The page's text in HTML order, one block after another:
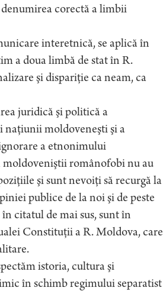
corectă a limbii
interetnică, se aplică în
a doua limbă de stat în R.
şi dispariţie ca neam, ca
juridică şi politică a
naţiunii moldoveneşti şi a
a etnonimului
moldoveniştii românofobi nu au
şi sunt nevoiţi să recurgă la
publice de la noi şi de peste
citatul de mai sus, sunt în
Constituţii a R. Moldova, care
istoria, cultura şi
în schimb regimului separatist